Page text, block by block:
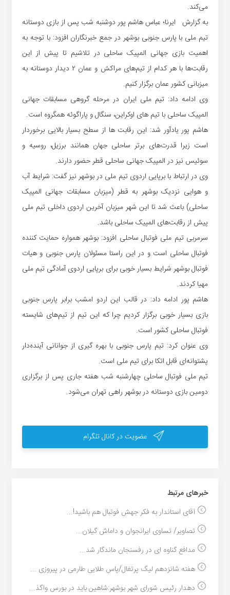
می‌کند.
به گزارش ایرنا؛ عباس هاشم پور دوشنبه شب پس از بازی دوستانه
تیم ملی با پارس جنوبی بوشهر در جمع خبرنگاران افزود: با توجه به
اهمیت بازی جهانی المپیک ساحلی در تلاشیم تا پیش از این
رقابت‌ها با هر کدام از تیم‌های مراکش و عمان ۲ دیدار دوستانه به
میزبانی کشور عمان برگزار کنیم.
وی ادامه داد: تیم ملی ایران در مرحله گروهی مسابقات جهانی
المپیک ساحلی با تیم های اوکراین، سنگال و پاراگوئه همگروه است.
هاشم پور یادآور شد: این رقابت ها از سطح بسیار بالایی برخوردار
است زیرا قدرت‌های برتر ساحلی جهان همانند برزیل، روسیه و
سوئیس نیز در المپیک جهانی ساحلی قطر حضور دارند.
وی در ارتباط با برپایی اردوی تیم ملی در بوشهر نیز گفت: شرایط آب
و هوایی نزدیک بوشهر به قطر (میزبان مسابقات جهانی المپیک
ساحلی) باعث شد تا این شهر میزبان آخرین اردوی داخلی تیم ملی
پیش از رقابت‌های المپیک ساحلی باشد.
سرمربی تیم ملی فوتبال ساحلی افزود: بوشهر همواره حمایت کننده
فوتبال ساحلی است و در این راستا مسئولان پارس جنوبی و هیات
فوتبال بوشهر شرایط بسیار خوبی برای برپایی اردوی آمادگی تیم ملی
مهیا کردند.
هاشم پور ادامه داد: در قالب این اردو امشب برابر پارس جنوبی
بازی بسیار خوبی برگزار کردیم چرا که این تیم از تیم‌های شایسته
فوتبال ساحلی کشور است.
وی عنوان کرد: تیم پارس جنوبی با بهره گیری از جوانانی آینده‌دار
پشتوانه‌ای قابل اتکا برای تیم ملی است.
تیم ملی فوتبال ساحلی چهارشنبه شب هفته جاری پس از برگزاری
دومین بازی دوستانه در بوشهر راهی تهران می‌شود.
عضویت در کانال تلگرام
خبر‌های مرتبط
آقای استاندار به فکر جهش فوتبال هم باشید!...
تصاویر/ تساوی ایرانجوان و داماش گیلان...
مدافع گناوه ای در رفسنجان ماندگار شد...
هفته شانزدهم لیگ پرتغال/پاس طلایی طارمی در پیروزی ...
دهدار رئیس شورای شهر بوشهر:شاهین باید در بورس واگذ...